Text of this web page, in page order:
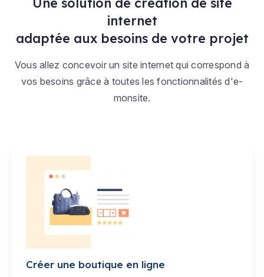
internet
adaptée aux besoins de votre projet
Vous allez concevoir un site internet qui correspond à
vos besoins grâce à toutes les fonctionnalités d'e-
monsite.
Créer une boutique en ligne